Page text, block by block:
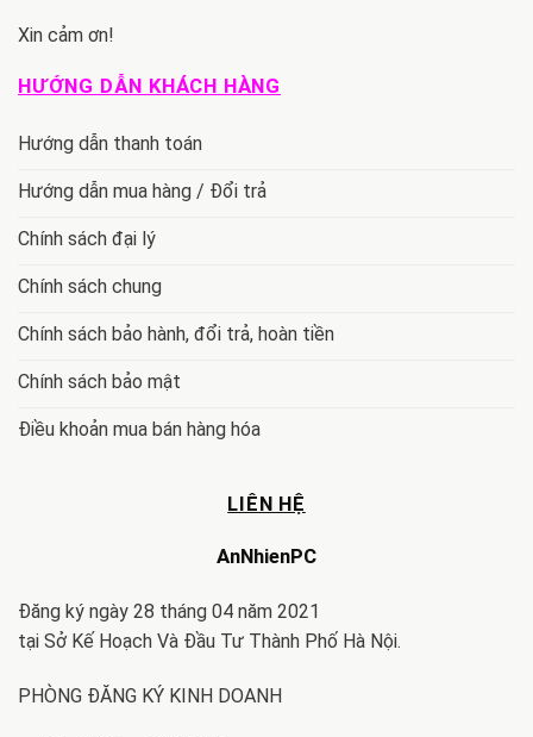
Xin cảm ơn!
HƯỚNG DẪN KHÁCH HÀNG
Hướng dẫn thanh toán
Hướng dẫn mua hàng / Đổi trả
Chính sách đại lý
Chính sách chung
Chính sách bảo hành, đổi trả, hoàn tiền
Chính sách bảo mật
Điều khoản mua bán hàng hóa
LIÊN HỆ
AnNhienPC
Đăng ký ngày 28 tháng 04 năm 2021
tại Sở Kế Hoạch Và Đầu Tư Thành Phố Hà Nội.
PHÒNG ĐĂNG KÝ KINH DOANH